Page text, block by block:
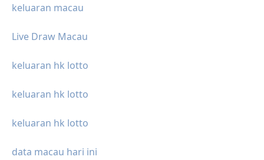
keluaran macau
Live Draw Macau
keluaran hk lotto
keluaran hk lotto
keluaran hk lotto
data macau hari ini